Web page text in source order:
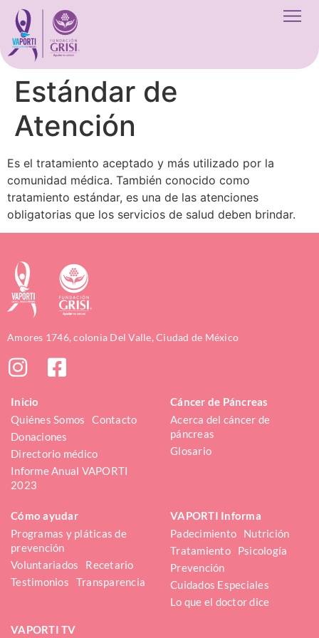
Estándar de
Atención
Es el tratamiento aceptado y más utilizado por la
comunidad médica. También conocido como
tratamiento estándar, es una de las atenciones
obligatorias que los servicios de salud deben brindar.
Amores 1746, colonia Del Valle, Ciudad de México
Inicio
Quiénes Somos
Contacto
Donaciones
Directorio médico
Informe Anual VAPORTI
2023
Cáncer de Páncreas
Acerca del cáncer de
páncreas
Glosario
Cómo ayudar
Programas y pláticas de
prevención
Voluntariados
Recetario
Testimonios
Transparencia
VAPORTI Informa
Padecimiento
Nutrición
Tratamiento
Psicología
Prevención
Cuidados Especiales
Lo que el doctor dice
VAPORTI TV